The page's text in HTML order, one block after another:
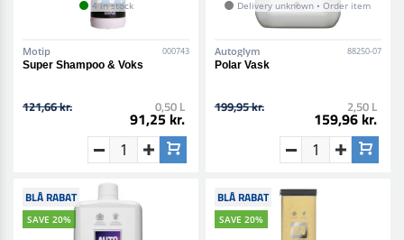
4 in stock
Motip 000743
Super Shampoo & Voks
121,66 kr. 0,50 L
91,25 kr.
Delivery unknown • Order item
Autoglym 88250-07
Polar Vask
199,95 kr. 2,50 L
159,96 kr.
BLÅ RABAT
SAVE 20%
BLÅ RABAT
SAVE 20%